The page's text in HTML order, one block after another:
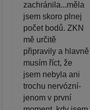
zachránila...měla
jsem skoro plnej
počet bodů. ZKN
mě určitě
připravily a hlavně
musím říct, že
jsem nebyla ani
trochu nervózní-
jenom v první